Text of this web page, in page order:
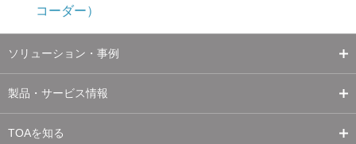
コーダー）
ソリューション・事例
製品・サービス情報
TOAを知る